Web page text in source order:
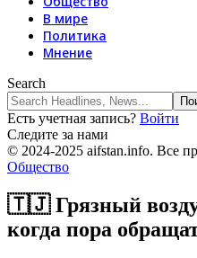
В мире
Политика
Мнение
Search
Есть учетная запись? Войти
Следите за нами
© 2024-2025 aifstan.info. Все
Общество
🇹🇯 Грязный
когда пора